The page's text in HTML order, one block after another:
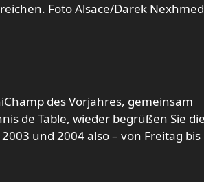
Foto Alsace/Darek
des Vorjahres, gemeinsam
de Table, wieder begrüßen Sie
und 2004 also – von Freitag bis